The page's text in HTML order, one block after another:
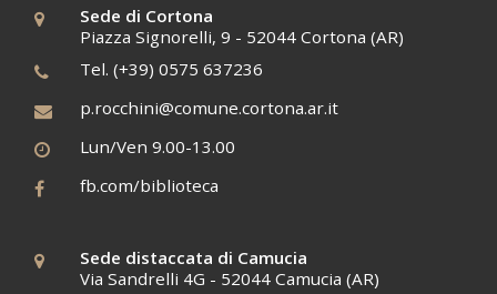
Sede di Cortona
Piazza Signorelli, 9 - 52044 Cortona (AR)
Tel. (+39) 0575 637236
p.rocchini@comune.cortona.ar.it
Lun/Ven 9.00-13.00
fb.com/biblioteca
Sede distaccata di Camucia
Via Sandrelli 4G - 52044 Camucia (AR)